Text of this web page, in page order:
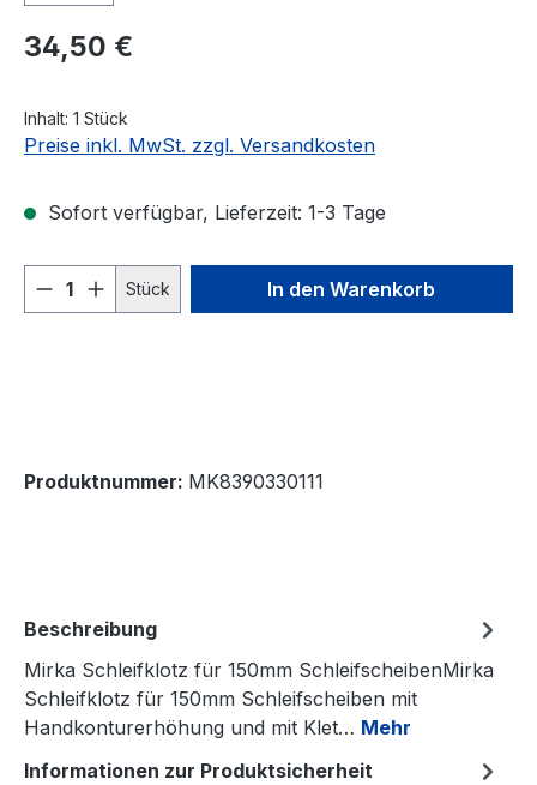
Regulärer Preis:
34,50 €
Inhalt: 1 Stück
Preise inkl. MwSt. zzgl. Versandkosten
Sofort verfügbar, Lieferzeit: 1-3 Tage
Produkt Anzahl: Gib den
Stück In den Warenkorb
Produktnummer: MK8390330111
Beschreibung
Mirka Schleifklotz für 150mm SchleifscheibenMirka
Schleifklotz für 150mm Schleifscheiben mit
Handkonturerhöhung und mit Klet… Mehr
Informationen zur Produktsicherheit